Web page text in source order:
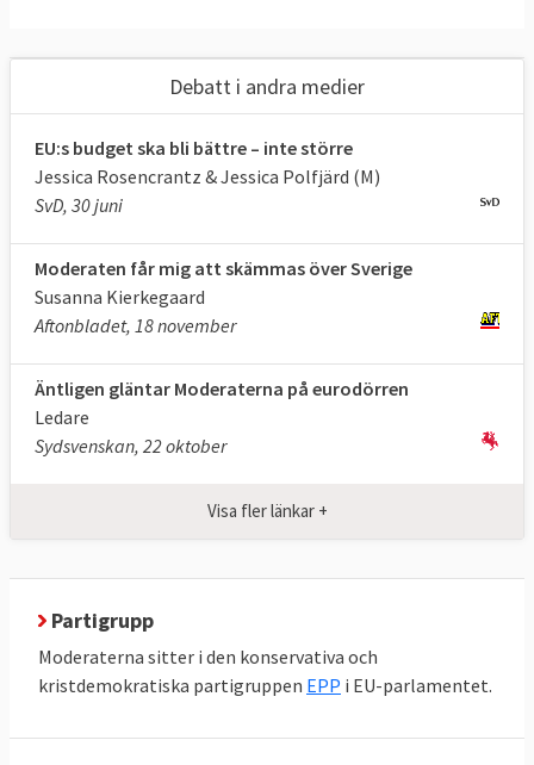
Debatt i andra medier
EU:s budget ska bli bättre – inte större
Jessica Rosencrantz & Jessica Polfjärd (M)
SvD, 30 juni
Moderaten får mig att skämmas över Sverige
Susanna Kierkegaard
Aftonbladet, 18 november
Äntligen gläntar Moderaterna på eurodörren
Ledare
Sydsvenskan, 22 oktober
Visa fler länkar +
Partigrupp
Moderaterna sitter i den konservativa och
kristdemokratiska partigruppen EPP i EU-parlamentet.